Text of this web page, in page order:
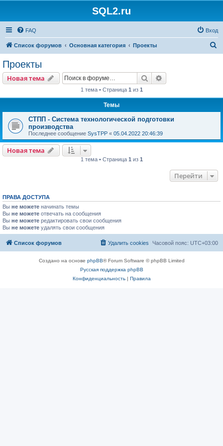
SQL2.ru
FAQ Вход
Список форумов Основная категория Проекты
Проекты
Новая тема Поиск
1 тема • Страница 1 из 1
Темы
СТПП - Система технологической подготовки
производства
Последнее сообщение SysTPP « 05.04.2022 20:46:39
Новая тема
1 тема • Страница 1 из 1
Перейти
ПРАВА ДОСТУПА
Вы не можете начинать темы
Вы не можете отвечать на сообщения
Вы не можете редактировать свои сообщения
Вы не можете удалять свои сообщения
Список форумов Часовой пояс: UTC+03:00
Удалить cookies
Создано на основе phpBB® Forum Software © phpBB Limited
Русская поддержка phpBB
Конфиденциальность| Правила